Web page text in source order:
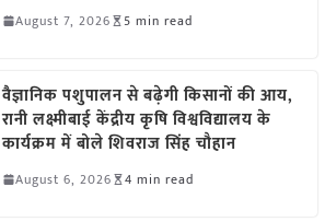
August 7, 2026 5 min read
वैज्ञानिक पशुपालन से बढ़ेगी किसानों की आय,
रानी लक्ष्मीबाई केंद्रीय कृषि विश्वविद्यालय के
कार्यक्रम में बोले शिवराज सिंह चौहान
August 6, 2026 4 min read